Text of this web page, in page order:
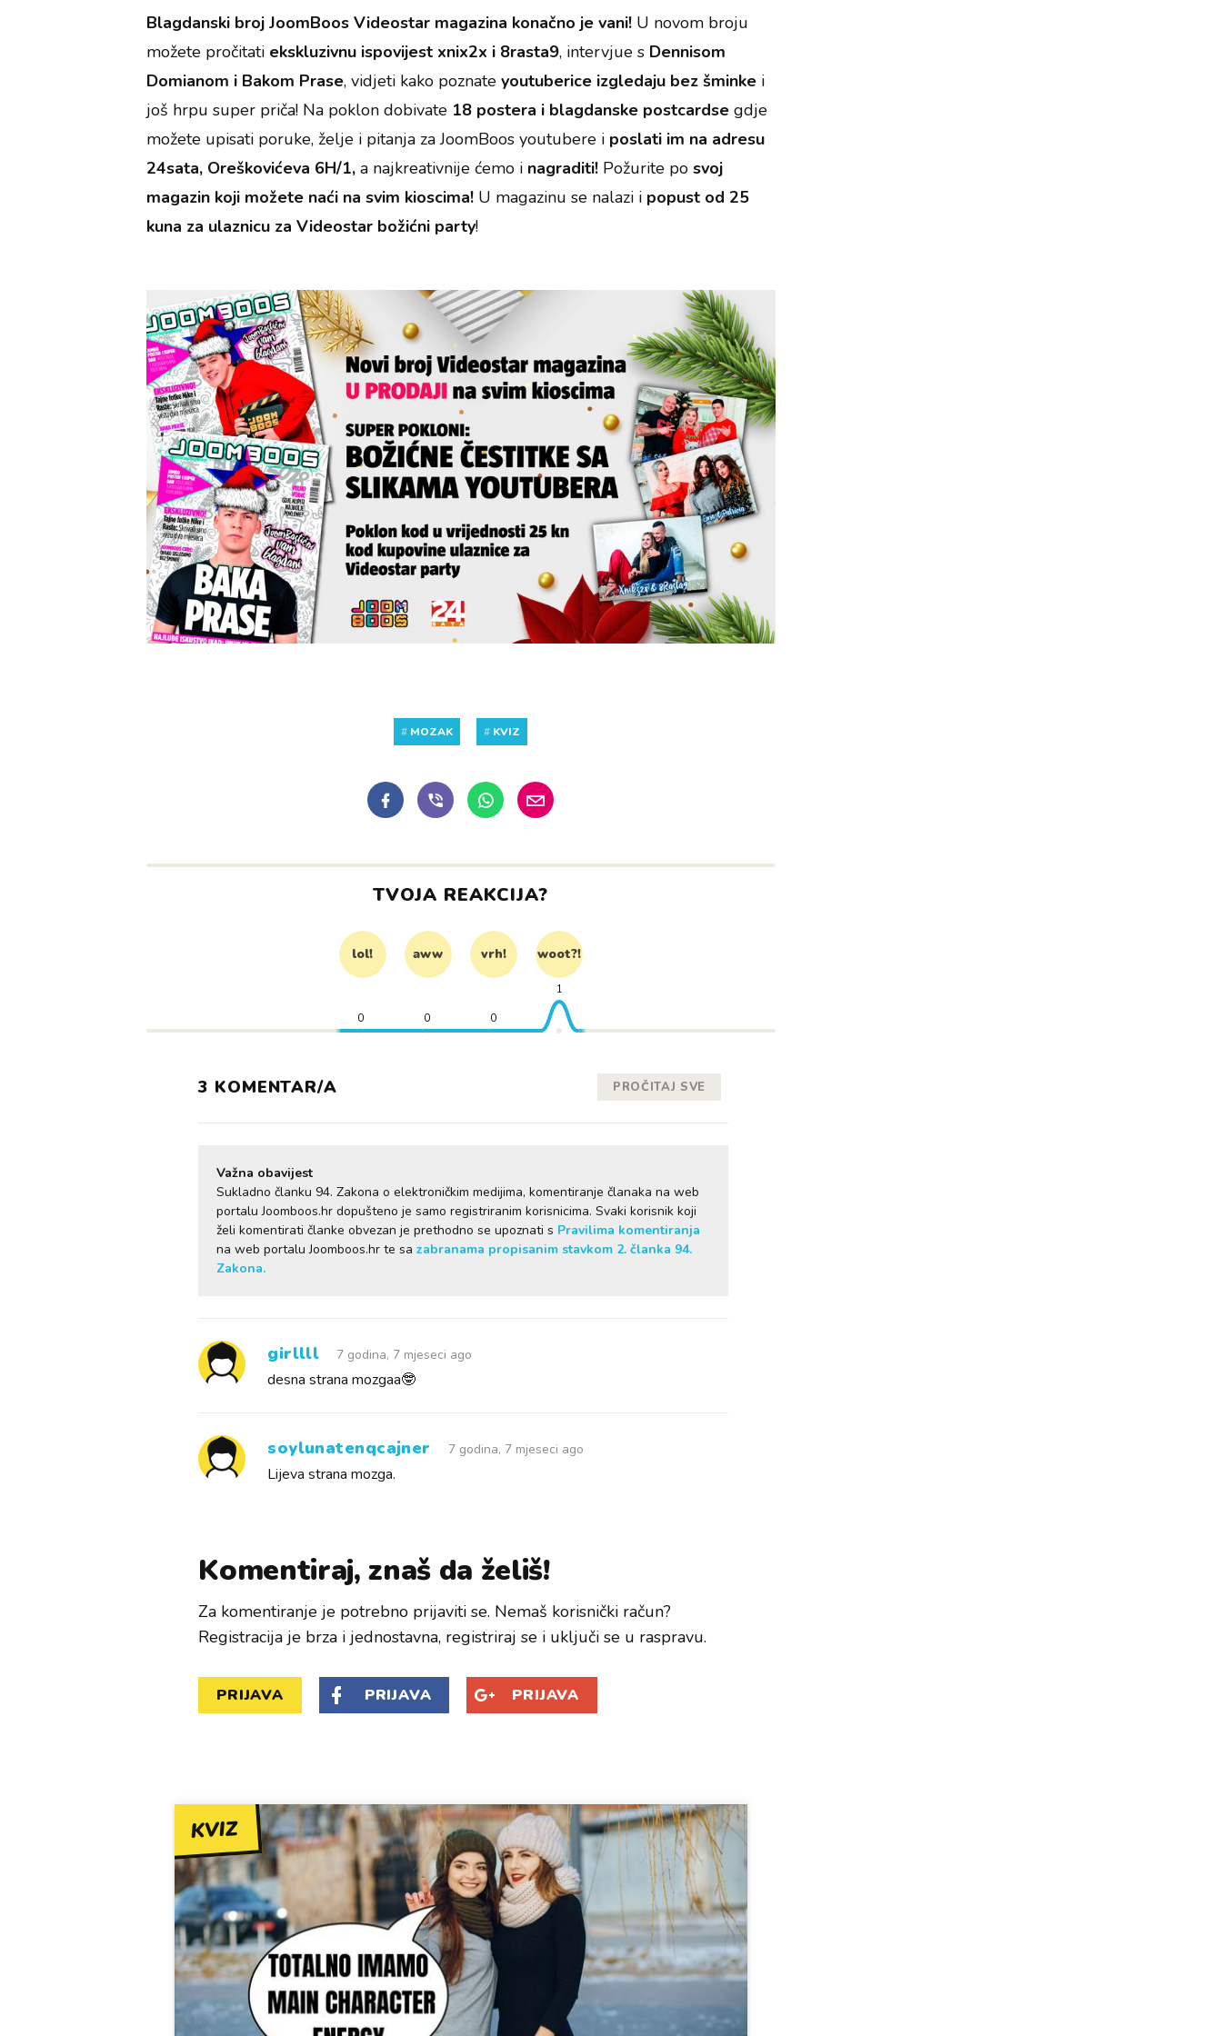
Blagdanski broj JoomBoos Videostar magazina konačno je vani! U novom broju
možete pročitati ekskluzivnu ispovijest xnix2x i 8rasta9, intervjue s Dennisom
Domianom i Bakom Prase, vidjeti kako poznateyoutuberice izgledaju bez šminke i
još hrpu super priča! Na poklon dobivate 18 postera i blagdanske postcardse gdje
možete upisati poruke, želje i pitanja za JoomBoos youtubere i poslati im na adresu
24sata, Oreškovićeva 6H/1, a najkreativnije ćemo i nagraditi! Požurite posvoj
magazin koji možete naći na svim kioscima! U magazinu se nalazi i popust od 25
kuna za ulaznicu za Videostar božićni party!
# MOZAK # KVIZ
TVOJA REAKCIJA?
lol! aww vrh! woot?!
0 0 0
1
3 KOMENTAR/A PROČITAJ SVE
Važna obavijest
Sukladno članku 94. Zakona o elektroničkim medijima, komentiranje članaka na web
portalu Joomboos.hr dopušteno je samo registriranim korisnicima. Svaki korisnik koji
želi komentirati članke obvezan je prethodno se upoznati s Pravilima komentiranja
na web portalu Joomboos.hr te sazabranama propisanim stavkom 2. članka 94.
Zakona.
girllll 7 godina, 7 mjeseci ago
desna strana mozgaa🤓
soylunatenqcajner 7 godina, 7 mjeseci ago
Lijeva strana mozga.
Komentiraj, znaš da želiš!
Za komentiranje je potrebno prijaviti se. Nemaš korisnički račun?
Registracija je brza i jednostavna, registriraj se i uključi se u raspravu.
PRIJAVA PRIJAVA PRIJAVA
KVIZ